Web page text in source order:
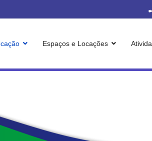
Espaços e Locações